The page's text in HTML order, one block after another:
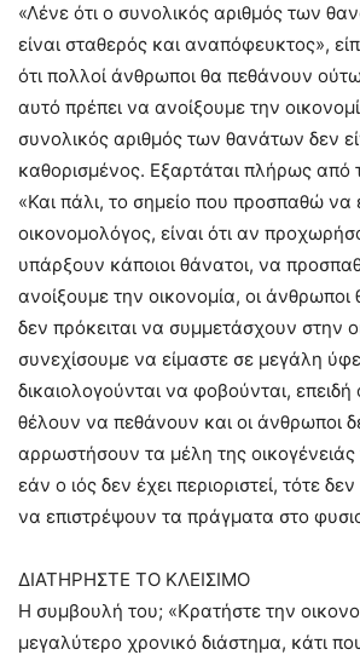
«Λένε ότι ο συνολικός αριθμός των
είναι σταθερός και αναπόφευκτος»,
ότι πολλοί άνθρωποι θα πεθάνουν
αυτό πρέπει να ανοίξουμε την
συνολικός αριθμός των θανάτων δεν
καθορισμένος. Εξαρτάται πλήρως από
«Και πάλι, το σημείο που προσπαθώ
οικονομολόγος, είναι ότι αν
υπάρξουν κάποιοι θάνατοι, να
ανοίξουμε την οικονομία, οι άνθρωποι
δεν πρόκειται να συμμετάσχουν στην
συνεχίσουμε να είμαστε σε μεγάλη
δικαιολογούνται να φοβούνται, επειδή
θέλουν να πεθάνουν και οι άνθρωποι
αρρωστήσουν τα μέλη της
εάν ο ιός δεν έχει περιοριστεί, τότε
να επιστρέψουν τα πράγματα στο
ΔΙΑΤΗΡΗΣΤΕ ΤΟ ΚΛΕΙΣΙΜΟ
Η συμβουλή του; «Κρατήστε την
μεγαλύτερο χρονικό διάστημα, κάτι